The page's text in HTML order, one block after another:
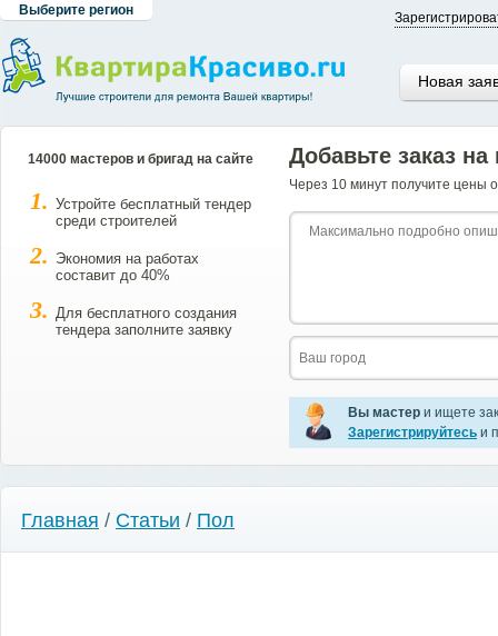
Выберите регион
Новая
14000 мастеров и бригад на сайте
Устройте бесплатный тендер
среди строителей
Экономия на работах
составит до 40%
Для бесплатного создания
тендера заполните заявку
Добавьте заказ
Через 10 минут получите цены
Вы мастер и ищете
Зарегистрируйтесь и
Главная / Статьи / Пол